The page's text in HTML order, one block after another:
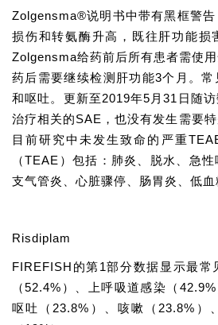
Zolgensma®说明书中带有黑框警
损伤和转氨酶升高，既往肝功能损
Zolgensma给药前后所有患者需使
药后需要继续检测肝功能3个月。
和呕吐。更新至2019年5月31日随
治疗相关的SAE，也没有发生需要
目前研究中未发生致命的严重
（TEAE）包括：肺炎、脱水、急
支气管炎、心脏骤停、肠胃炎、低血
Risdiplam
FIREFISH的第1部分数据显示最常
（52.4%）、上呼吸道感染（
呕吐（23.8%）、咳嗽（23.8%）